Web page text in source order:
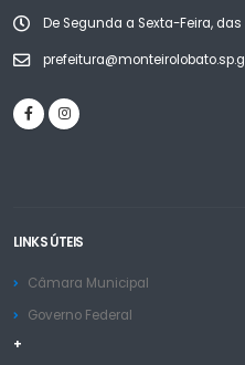
De Segunda a Sexta-Feira, das
LINKS ÚTEIS
Câmara Municipal
Governo Federal
+